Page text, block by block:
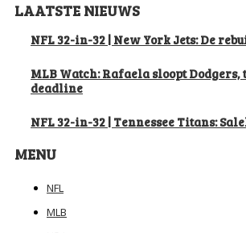
LAATSTE NIEUWS
NFL 32-in-32 | New York Jets: De
MLB Watch: Rafaela sloopt
deadline
NFL 32-in-32 | Tennessee Titans:
MENU
NFL
MLB